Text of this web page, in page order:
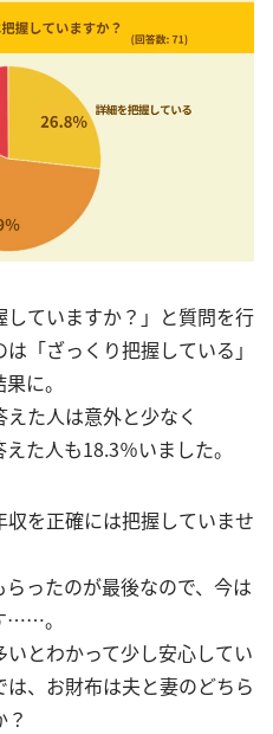
ていますか？」と質問を行
「ざっくり把握している」
に。
えた人は意外と少なく
た人も18.3％いました。
を正確には把握していませ
ったのが最後なので、今は
……。
とわかって少し安心してい
、お財布は夫と妻のどちら